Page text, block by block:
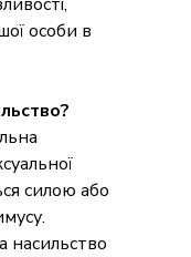
особи в
силою або
насильство